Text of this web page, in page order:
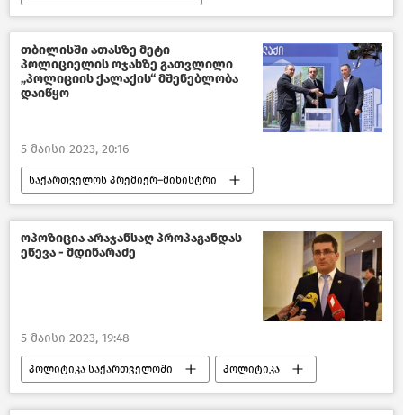
ახალი ამბები ჯანმო
მსოფლიოს ახალი ამბები
თბილისში ათასზე მეტი
პოლიციელის ოჯახზე გათვლილი
„პოლიციის ქალაქის“ მშენებლობა
დაიწყო
5 მაისი 2023, 20:16
საქართველოს პრემიერ–მინისტრი
ვახტანგ გომელაური
ირაკლი ღარიბაშვილი თბილისი დღეს
საქართველო
საქართველოს შინაგან საქმეთა სამინისტრო
ოპოზიცია არაჯანსაღ პროპაგანდას
ეწევა - მდინარაძე
5 მაისი 2023, 19:48
პოლიტიკა საქართველოში პოლიტიკა
საქართველო-ევროკავშირის ურთიერთობები